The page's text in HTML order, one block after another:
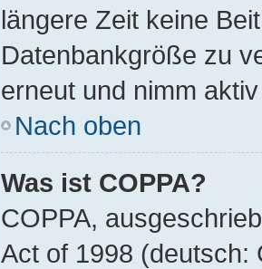
längere Zeit keine
Datenbankgröße zu
erneut und nimm
Nach oben
Was ist COPPA?
COPPA,
Act of 1998 (deutsch: